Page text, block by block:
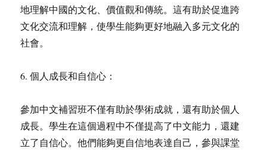
地理解中國的文化、價值觀和傳統。這有助於促進跨
文化交流和理解，使學生能夠更好地融入多元文化的
社會。
6. 個人成長和自信心：
參加中文補習班不僅有助於學術成就，還有助於個人
成長。學生在這個過程中不僅提高了中文能力，還建
立了自信心。他們能夠更自信地表達自己，參與課堂